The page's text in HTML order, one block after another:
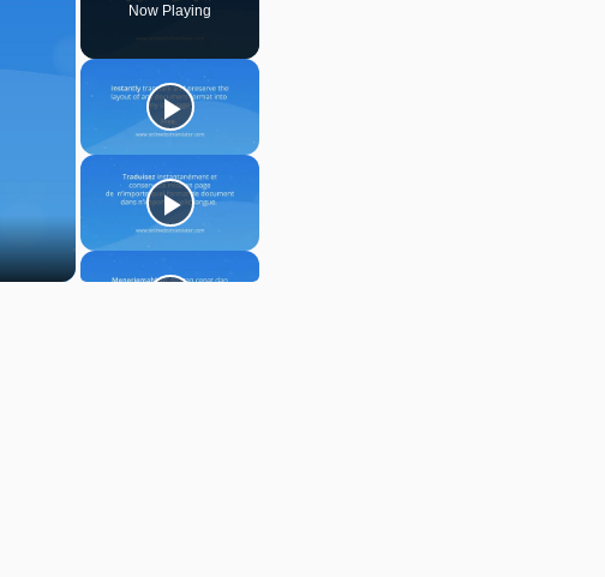
Now Playing